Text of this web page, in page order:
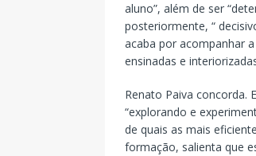
aluno”, além de ser
posteriormente, “
acaba por acompanhar
ensinadas e
Renato Paiva concorda.
“explorando e
de quais as mais
formação, salienta que